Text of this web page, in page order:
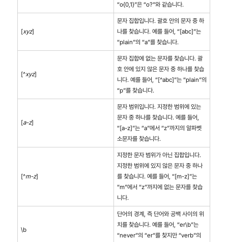
“o{0,1}”은 “o?”와 같습니다.
[xyz]
문자 집합입니다. 괄호 안의 문자 중 하
나를 찾습니다. 예를 들어, “[abc]”는
“plain”의 “a”를 찾습니다.
[^xyz]
문자 집합에 없는 문자를 찾습니다. 괄
호 안에 있지 않은 문자 중 하나를 찾습
니다. 예를 들어, “[^abc]”는 “plain”의
“p”를 찾습니다.
[a-z]
문자 범위입니다. 지정한 범위에 있는
문자 중 하나를 찾습니다. 예를 들어,
“[a-z]”는 “a”에서 “z”까지의 알파벳
소문자를 찾습니다.
[^m-z]
지정한 문자 범위가 아닌 집합입니다.
지정한 범위에 있지 않은 문자 중 하나
를 찾습니다. 예를 들어, “[m-z]”는
“m”에서 “z”까지에 없는 문자를 찾습
니다.
\b
단어의 경계, 즉 단어와 공백 사이의 위
치를 찾습니다. 예를 들어, “er\b”는
“never”의 “er”를 찾지만 “verb”의